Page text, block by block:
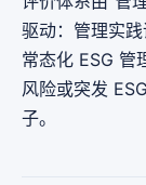
驱动：管理实
常态化 ESG 管
风险或突发
子。